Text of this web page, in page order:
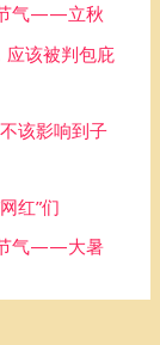
节气——立秋
应该被判包庇
该影响到子
红”们
节气——大暑